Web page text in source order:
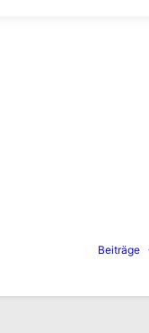
Beiträge